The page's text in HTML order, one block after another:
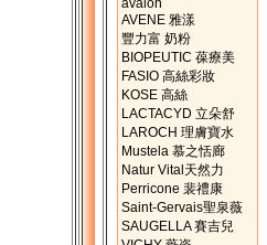
avalon
AVENE 雅漾
豐力富 奶粉
BIOPEUTIC 葆療美
FASIO 高絲彩妝
KOSE 高絲
LACTACYD 立朵舒
LAROCH 理膚寶水
Mustela 慕之恬廊
Natur Vital天然力
Perricone 裴禮康
Saint-Gervais聖泉薇
SAUGELLA 賽吉兒